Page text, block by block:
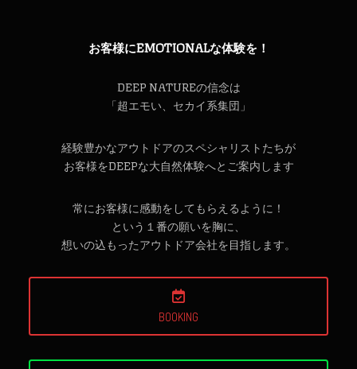
お客様にEMOTIONALな体験を！
DEEP NATUREの信念は
「超エモい、セカイ系集団」
経験豊かなアウトドアのスペシャリストたちが
お客様をDEEPな大自然体験へとご案内します
常にお客様に感動をしてもらえるように！
という１番の願いを胸に、
想いの込もったアウトドア会社を目指します。
BOOKING